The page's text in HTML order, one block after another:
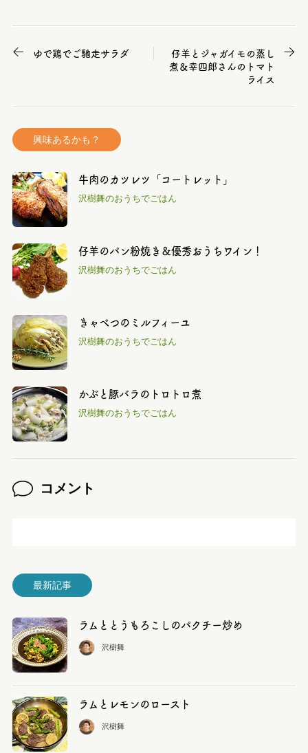
ゆで鶏でご馳走サラダ
仔羊とジャガイモの蒸し
煮＆幸四郎さんのトマト
ライス
興味あるかも？
牛肉のカツレツ「コートレット」
沢樹舞のおうちでごはん
仔羊のパン粉焼き＆優秀おうちワイン！
沢樹舞のおうちでごはん
きゃべつのミルフィーユ
沢樹舞のおうちでごはん
かぶと豚バラのトロトロ煮
沢樹舞のおうちでごはん
コメント
最新記事
ラムととうもろこしのパクチー炒め
沢樹舞
ラムとレモンのロースト
沢樹舞